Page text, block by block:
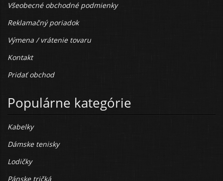
Všeobecné obchodné podmienky
Reklamačný poriadok
Výmena / vrátenie tovaru
Kontakt
Pridať obchod
Populárne kategórie
Kabelky
Dámske tenisky
Lodičky
Pánske tričká